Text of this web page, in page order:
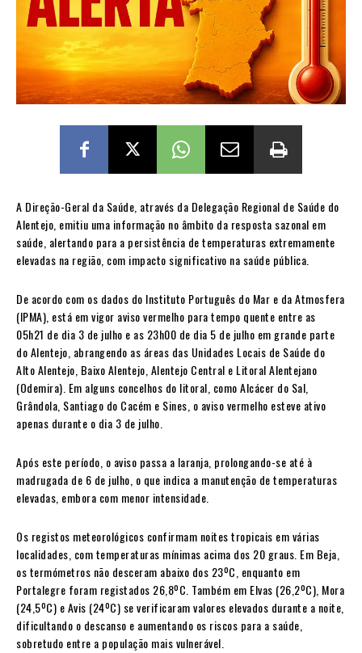
A Direção-Geral da Saúde, através da Delegação Regional de Saúde do
Alentejo, emitiu uma informação no âmbito da resposta sazonal em
saúde, alertando para a persistência de temperaturas extremamente
elevadas na região, com impacto significativo na saúde pública.
De acordo com os dados do Instituto Português do Mar e da Atmosfera
(IPMA), está em vigor aviso vermelho para tempo quente entre as
05h21 de dia 3 de julho e as 23h00 de dia 5 de julho em grande parte
do Alentejo, abrangendo as áreas das Unidades Locais de Saúde do
Alto Alentejo, Baixo Alentejo, Alentejo Central e Litoral Alentejano
(Odemira). Em alguns concelhos do litoral, como Alcácer do Sal,
Grândola, Santiago do Cacém e Sines, o aviso vermelho esteve ativo
apenas durante o dia 3 de julho.
Após este período, o aviso passa a laranja, prolongando-se até à
madrugada de 6 de julho, o que indica a manutenção de temperaturas
elevadas, embora com menor intensidade.
Os registos meteorológicos confirmam noites tropicais em várias
localidades, com temperaturas mínimas acima dos 20 graus. Em Beja,
os termómetros não desceram abaixo dos 23ºC, enquanto em
Portalegre foram registados 26,8ºC. Também em Elvas (26,2ºC), Mora
(24,5ºC) e Avis (24ºC) se verificaram valores elevados durante a noite,
dificultando o descanso e aumentando os riscos para a saúde,
sobretudo entre a população mais vulnerável.